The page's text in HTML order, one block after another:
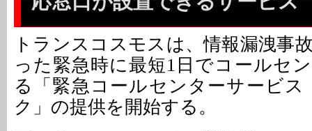
トランスコスモスは、情報漏洩事
った緊急時に最短1日でコールセ
る「緊急コールセンターサービ
ク」の提供を開始する。